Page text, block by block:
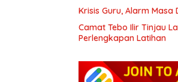
Krisis Guru, Alarm Masa
Camat Tebo Ilir Tinjau
Perlengkapan Latihan